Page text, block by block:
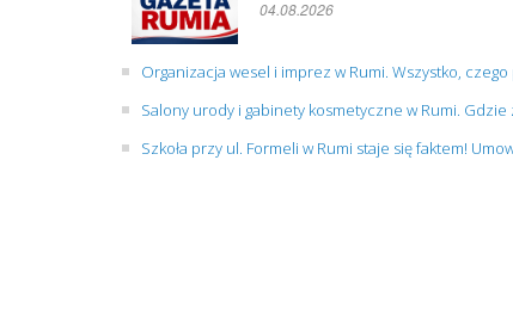
04.08.2026
Organizacja wesel i imprez w Rumi. Wszystko,
Salony urody i gabinety kosmetyczne w Rumi. Gdzie
Szkoła przy ul. Formeli w Rumi staje się faktem!